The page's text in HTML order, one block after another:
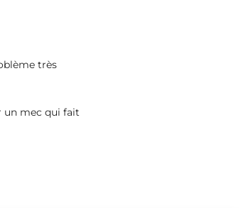
très
un mec qui fait